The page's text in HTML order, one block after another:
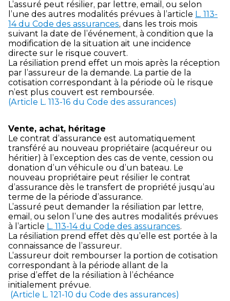
L’assuré peut résilier, par lettre, email, ou selon
l’une des autres modalités prévues à l’article L. 113-
14 du Code des assurances, dans les trois mois
suivant la date de l’événement, à condition que la
modification de la situation ait une incidence
directe sur le risque couvert.
La résiliation prend effet un mois après la réception
par l’assureur de la demande. La partie de la
cotisation correspondant à la période où le risque
n’est plus couvert est remboursée.
(Article L. 113-16 du Code des assurances)
Vente, achat, héritage
Le contrat d’assurance est automatiquement
transféré au nouveau propriétaire (acquéreur ou
héritier) à l’exception des cas de vente, cession ou
donation d’un véhicule ou d’un bateau. Le
nouveau propriétaire peut résilier le contrat
d’assurance dès le transfert de propriété jusqu’au
terme de la période d’assurance.
L’assuré peut demander la résiliation par lettre,
email, ou selon l’une des autres modalités prévues
à l’article L. 113-14 du Code des assurances.
La résiliation prend effet dès qu’elle est portée à la
connaissance de l’assureur.
L’assureur doit rembourser la portion de cotisation
correspondant à la période allant de la
prise d’effet de la résiliation à l’échéance
initialement prévue.
(Article L. 121-10 du Code des assurances)